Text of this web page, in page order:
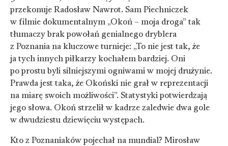
przekonuje Radosław Nawrot. Sam Piechniczek
w filmie dokumentalnym „Okoń – moja droga” tak
tłumaczy brak powołań genialnego dryblera
z Poznania na kluczowe turnieje: „To nie jest tak, że
ja tych innych piłkarzy kochałem bardziej. Oni
po prostu byli silniejszymi ogniwami w mojej drużynie.
Prawda jest taka, że Okoński nie grał w reprezentacji
na miarę swoich możliwości”. Statystyki potwierdzają
jego słowa. Okoń strzelił w kadrze zaledwie dwa gole
w dwudziestu dziewięciu występach.
Kto z Poznaniaków pojechał na mundial? Mirosław